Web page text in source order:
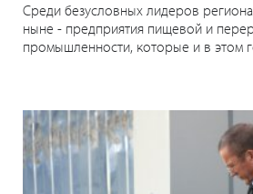
Среди безусловных лидеров
ныне - предприятия пищевой и
промышленности, которые и в этом